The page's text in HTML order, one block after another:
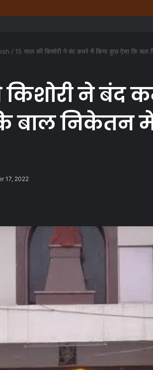
/ 15 साल की किशोरी ने बंद कमरे में किया कुछ ऐसा कि
किशोरी ने बंद
बाल निकेतन
17, 2022